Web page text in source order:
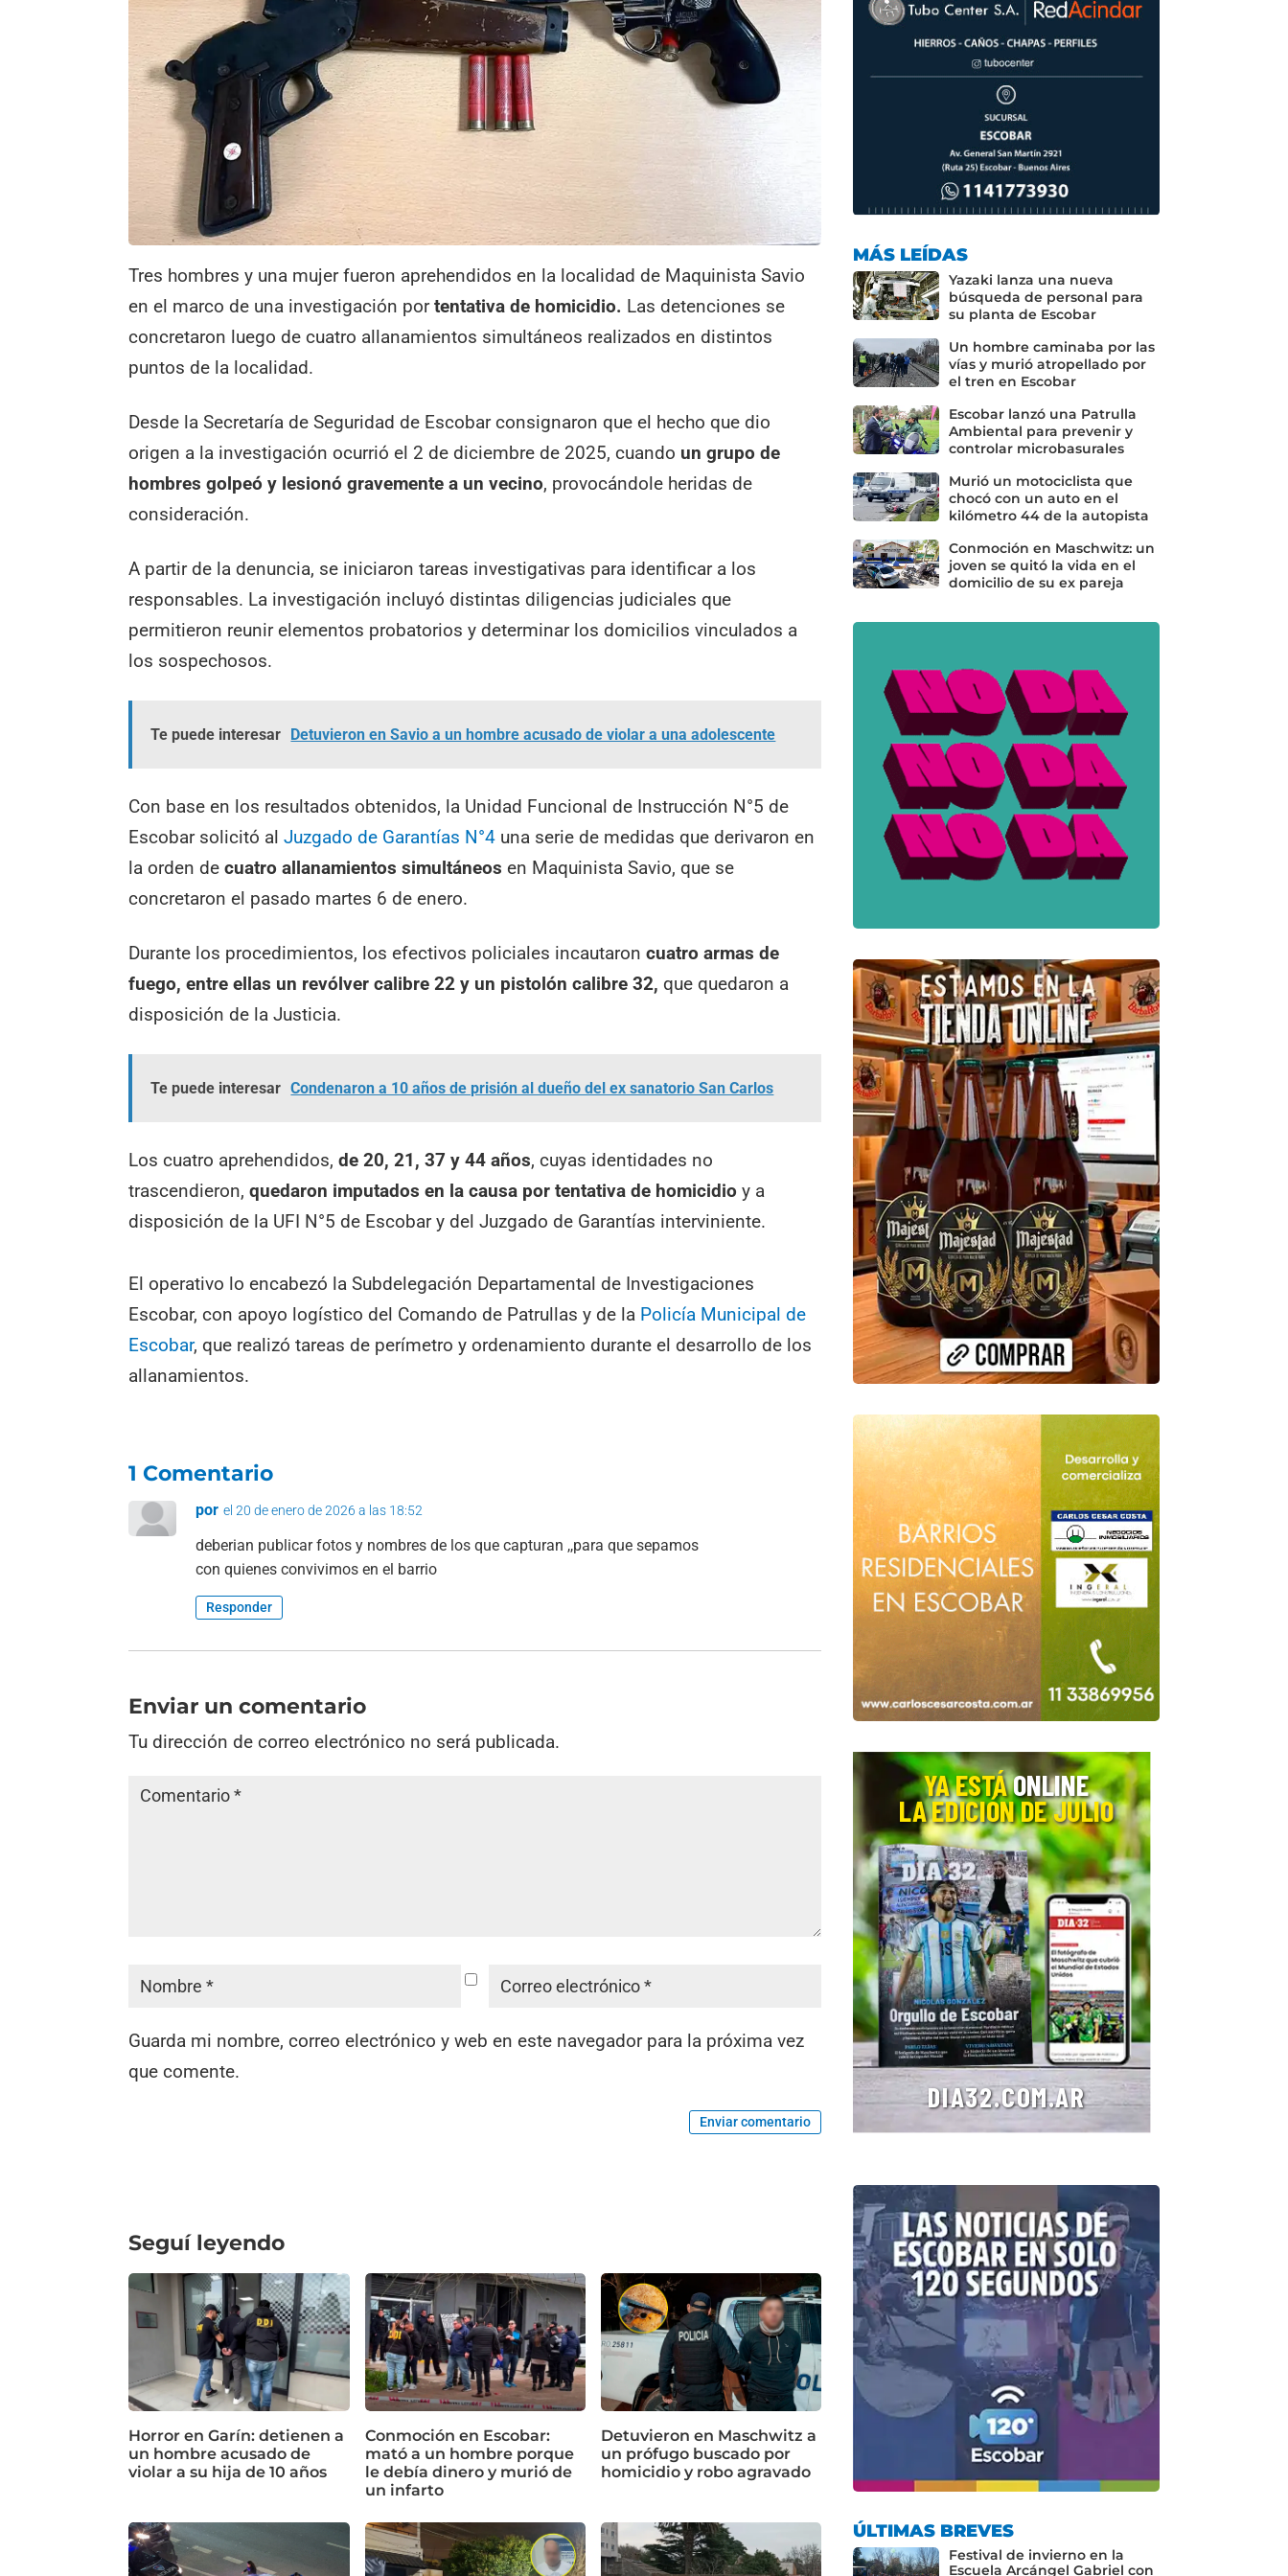
Tres hombres y una mujer fueron aprehendidos en la localidad de Maquinista Savio
en el marco de una investigación portentativa de homicidio. Las detenciones se
concretaron luego de cuatro allanamientos simultáneos realizados en distintos
puntos de la localidad.
Desde la Secretaría de Seguridad de Escobar consignaron que el hecho que dio
origen a la investigación ocurrió el 2 de diciembre de 2025, cuando un grupo de
hombres golpeó y lesionó gravemente a un vecino, provocándole heridas de
consideración.
A partir de la denuncia, se iniciaron tareas investigativas para identificar a los
responsables. La investigación incluyó distintas diligencias judiciales que
permitieron reunir elementos probatorios y determinar los domicilios vinculados a
los sospechosos.
Te puede interesar Detuvieron en Savio a un hombre acusado de violar a una adolescente
Con base en los resultados obtenidos, la Unidad Funcional de Instrucción N°5 de
Escobar solicitó alJuzgado de Garantías N°4 una serie de medidas que derivaron en
la orden decuatro allanamientos simultáneos en Maquinista Savio, que se
concretaron el pasado martes 6 de enero.
Durante los procedimientos, los efectivos policiales incautaroncuatro armas de
fuego, entre ellas un revólver calibre 22 y un pistolón calibre 32, que quedaron a
disposición de la Justicia.
Te puede interesar Condenaron a 10 años de prisión al dueño del ex sanatorio San Carlos
Los cuatro aprehendidos,de 20, 21, 37 y 44 años, cuyas identidades no
trascendieron, quedaron imputados en la causa por tentativa de homicidio y a
disposición de la UFI N°5 de Escobar y del Juzgado de Garantías interviniente.
El operativo lo encabezó la Subdelegación Departamental de Investigaciones
Escobar, con apoyo logístico del Comando de Patrullas y de la Policía Municipal de
Escobar, que realizó tareas de perímetro y ordenamiento durante el desarrollo de los
allanamientos.
1 Comentario
por el 20 de enero de 2026 a las 18:52
deberian publicar fotos y nombres de los que capturan ,,para que sepamos
con quienes convivimos en el barrio
Responder
Enviar un comentario
Tu dirección de correo electrónico no será publicada.
Guarda mi nombre, correo electrónico y web en este navegador para la próxima vez
que comente.
Enviar comentario
Seguí leyendo
Horror en Garín: detienen a
un hombre acusado de
violar a su hija de 10 años
Conmoción en Escobar:
mató a un hombre porque
le debía dinero y murió de
un infarto
Detuvieron en Maschwitz a
un prófugo buscado por
homicidio y robo agravado
MÁS LEÍDAS
Yazaki lanza una nueva
búsqueda de personal para
su planta de Escobar
Un hombre caminaba por las
vías y murió atropellado por
el tren en Escobar
Escobar lanzó una Patrulla
Ambiental para prevenir y
controlar microbasurales
Murió un motociclista que
chocó con un auto en el
kilómetro 44 de la autopista
Conmoción en Maschwitz: un
joven se quitó la vida en el
domicilio de su ex pareja
ÚLTIMAS BREVES
Festival de invierno en la
Escuela Arcángel Gabriel con